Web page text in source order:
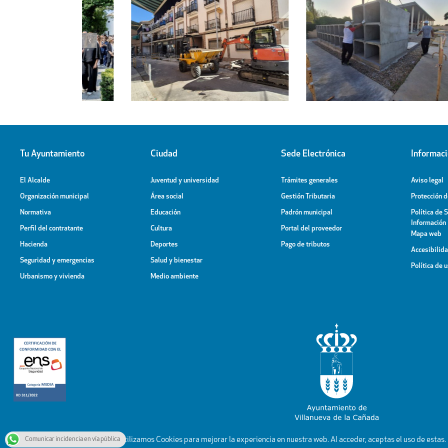
Obras de ampliación del
Cementerio-Tanatorio Municipal
Regresa a sus hogares el centenar
de personas acogidas en el
Pabellón Cubierto
Tu Ayuntamiento
El Alcalde
Organización municipal
Normativa
Perfil del contratante
Hacienda
Seguridad y emergencias
Urbanismo y vivienda
Ciudad
Juventud y universidad
Área social
Educación
Cultura
Deportes
Salud y bienestar
Medio ambiente
Sede Electrónica
Trámites generales
Gestión Tributaria
Padrón municipal
Portal del proveedor
Pago de tributos
Aviso legal
Protección
Política de
Información
Mapa web
Política de
YouTubeFacebookInstagram
X Rss
Comunicar incidencia en vía pública